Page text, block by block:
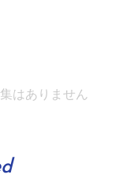
はありません